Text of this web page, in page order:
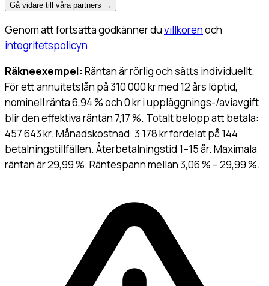
Gå vidare till våra partners →
Genom att fortsätta godkänner duvillkorenoch
integritetspolicyn
Räkneexempel:Räntan är rörlig och sätts individuellt.
För ett annuitetslån på 310 000 kr med 12 års löptid,
nominell ränta 6,94 % och 0 kr i uppläggnings-/aviavgift
blir den effektiva räntan 7,17 %. Totalt belopp att betala:
457 643 kr. Månadskostnad: 3 178 kr fördelat på 144
betalningstillfällen. Återbetalningstid 1–15 år. Maximala
räntan är 29,99 %. Räntespann mellan 3,06 % – 29,99 %.